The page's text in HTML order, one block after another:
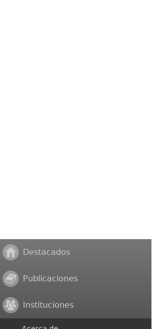
Destacados
Publicaciones
Instituciones